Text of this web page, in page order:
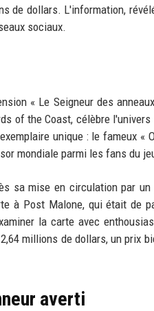
de dollars. L'information,
sociaux.
« Le Seigneur des
of the Coast, célèbre
unique : le fameux «
mondiale parmi les fans du
sa mise en circulation par
à Post Malone, qui était de
la carte avec
millions de dollars, un prix
averti